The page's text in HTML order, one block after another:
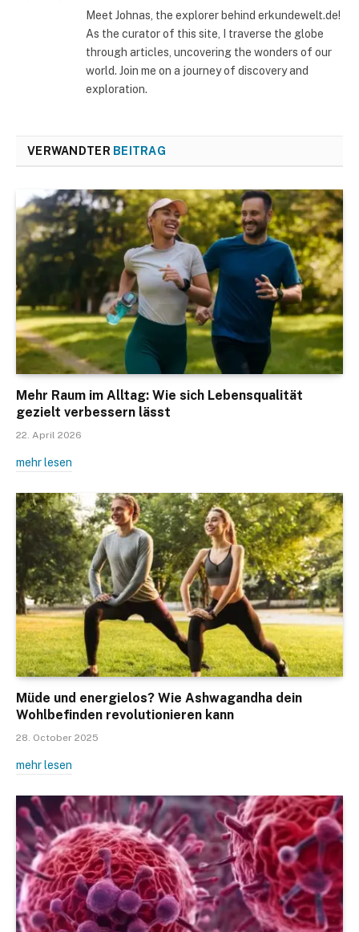
Meet Johnas, the explorer behind erkundewelt.de!
As the curator of this site, I traverse the globe
through articles, uncovering the wonders of our
world. Join me on a journey of discovery and
exploration.
VERWANDTER BEITRAG
Mehr Raum im Alltag: Wie sich Lebensqualität
gezielt verbessern lässt
22. April 2026
mehr lesen
Müde und energielos? Wie Ashwagandha dein
Wohlbefinden revolutionieren kann
28. October 2025
mehr lesen